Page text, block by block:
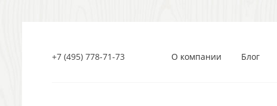
+7 (495) 778-71-73 О компании Блог